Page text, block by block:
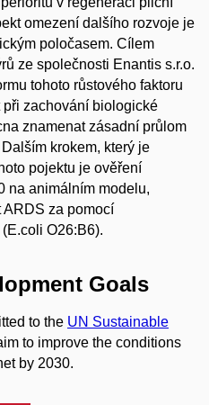
omezení dalšího rozvoje je
poločasem. Cílem
ze společnosti Enantis s.r.o.
tohoto růstového faktoru
zachování biologické
znamenat zásadní průlom
krokem, který je
pojektu je ověření
na animálním modelu,
ARDS za pomocí
O26:B6).
Goals
to the UN Sustainable
to improve the conditions
by 2030.